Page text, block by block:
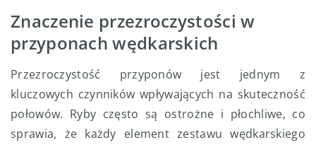
Znaczenie przezroczystości w
przyponach wędkarskich
Przezroczystość przyponów jest jednym z
kluczowych czynników wpływających na skuteczność
połowów. Ryby często są ostrożne i płochliwe, co
sprawia, że każdy element zestawu wędkarskiego